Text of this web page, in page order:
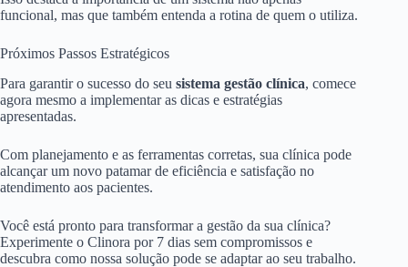
funcional, mas que também entenda a rotina de quem o utiliza.
Próximos Passos Estratégicos
Para garantir o sucesso do seu sistema gestão clínica, comece
agora mesmo a implementar as dicas e estratégias
apresentadas.
Com planejamento e as ferramentas corretas, sua clínica pode
alcançar um novo patamar de eficiência e satisfação no
atendimento aos pacientes.
Você está pronto para transformar a gestão da sua clínica?
Experimente o Clinora por 7 dias sem compromissos e
descubra como nossa solução pode se adaptar ao seu trabalho.